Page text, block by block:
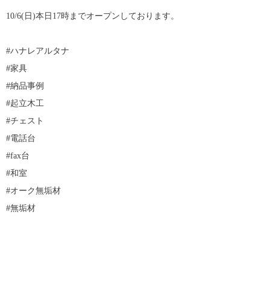
10/6(日)本日17時までオープンしております。
#ハナレアルタナ
#家具
#納品事例
#起立木工
#チェスト
#電話台
#fax台
#和室
#オーク無垢材
#無垢材